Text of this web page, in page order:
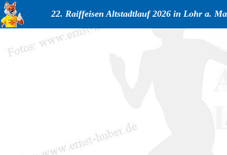
22. Raiffeisen Altstadtlauf 2026 in Lohr a.